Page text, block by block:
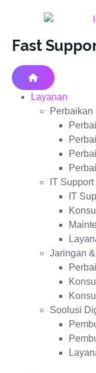
Fast
Layanan
Perbaikan
IT
IT
Jaringan
Soolusi